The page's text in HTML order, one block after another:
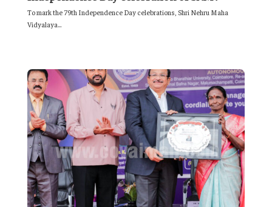
To mark the 79th Independence Day celebrations, Shri Nehru Maha
Vidyalaya...